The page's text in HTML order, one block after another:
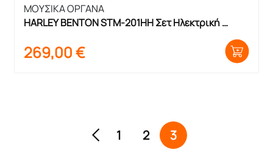
ΜΟΥΣΙΚΑ ΟΡΓΑΝΑ
HARLEY BENTON STM-201HH Σετ Ηλεκτρική
269,00€
1 2 3